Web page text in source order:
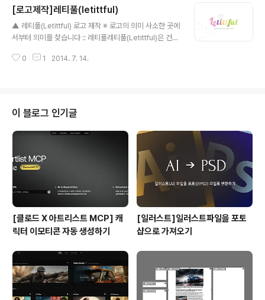
시면 큰 화면으로 볼 수 있습니다) ● 위젯 단축다이얼 - 편
리하게 위젯에서 전화를 걸어보세요.(위젯다이얼 크기 선
택 가능) (오작동 방지를 위해 더블 클릭시 통화로 연결됩
체문자 보내기를 쉽게 할 수 있습니다. (단체문자는 인원 제
[로고제작]레티풀(letittful)
▲ 레티풀(Letittful) 로고 제작 ※ 로고의 의미 사소한 곳에
서부터 의미를 찾습니다 :: 레티풀레티풀(Letittful)은 건
가장 힘들어하고 고민하게 되는 제품을 찾아 선택할 수 있
를 떠올리며 만들게된 로고 입니다. 다양한 색상이 사용되
었지만 서로 잘 어울리게 배치하였으며, i자위에 폭죽모양
으로 다시한번 레티풀을 형상화 하였습니다.
0 1 2014. 7. 14.
이 블로그 인기글
[클로드 X 아트리스트 MCP] 캐
릭터 이모티콘 자동 생성하기
[일러스트]일러스트파일을 포토
샵으로 가져오기